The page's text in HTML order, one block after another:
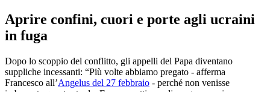
Aprire confini, cuori e porte agli ucraini
in fuga
Dopo lo scoppio del conflitto, gli appelli del Papa diventano
suppliche incessanti: “Più volte abbiamo pregato - afferma
Francesco all’Angelus del 27 febbraio - perché non venisse